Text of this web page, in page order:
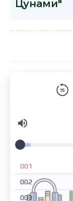
Цунами"
001
002
003